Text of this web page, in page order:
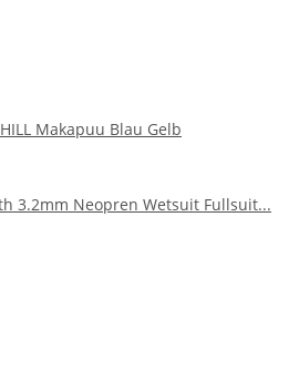
Makapuu Blau Gelb